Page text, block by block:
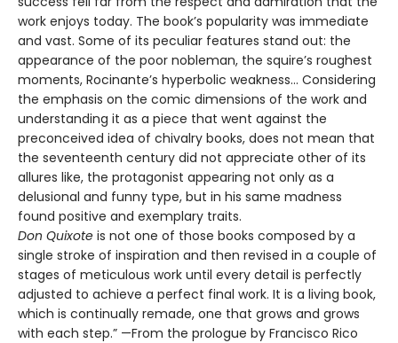
work enjoys today. The book’s popularity was immediate
and vast. Some of its peculiar features stand out: the
appearance of the poor nobleman, the squire’s roughest
moments, Rocinante’s hyperbolic weakness... Considering
the emphasis on the comic dimensions of the work and
understanding it as a piece that went against the
preconceived idea of chivalry books, does not mean that
the seventeenth century did not appreciate other of its
allures like, the protagonist appearing not only as a
delusional and funny type, but in his same madness
found positive and exemplary traits.
Don Quixote is not one of those books composed by a
single stroke of inspiration and then revised in a couple of
stages of meticulous work until every detail is perfectly
adjusted to achieve a perfect final work. It is a living book,
which is continually remade, one that grows and grows
with each step.” —From the prologue by Francisco Rico